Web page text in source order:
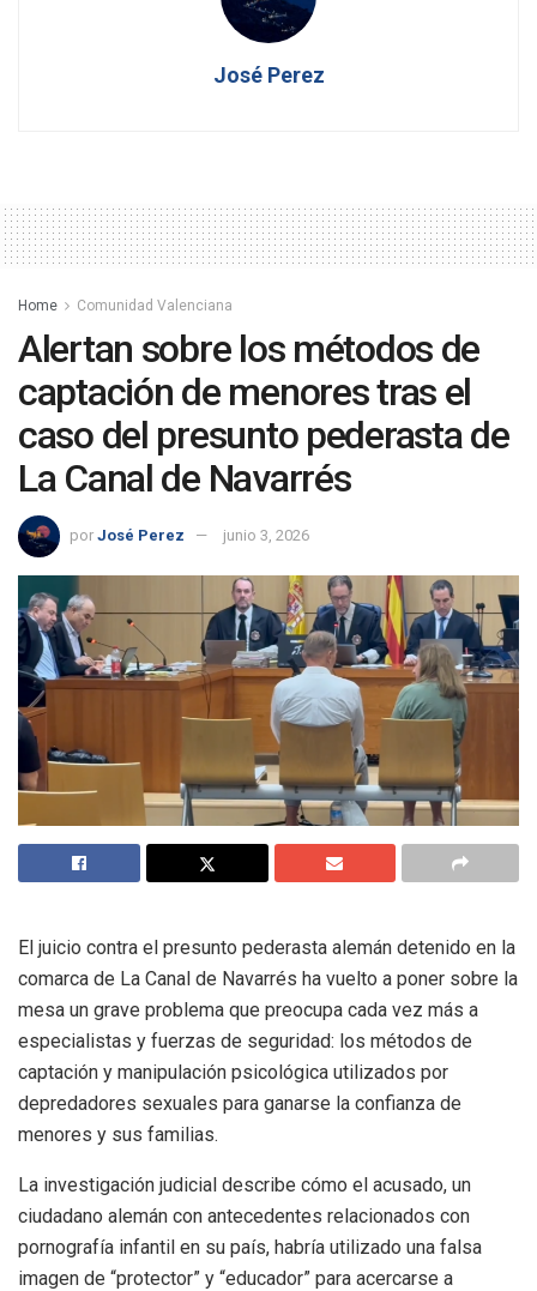
José Perez
Home Comunidad Valenciana
Alertan sobre los métodos de
captación de menores tras el
caso del presunto pederasta de
La Canal de Navarrés
por José Perez junio 3, 2026
El juicio contra el presunto pederasta alemán detenido en la
comarca de La Canal de Navarrés ha vuelto a poner sobre la
mesa un grave problema que preocupa cada vez más a
especialistas y fuerzas de seguridad: los métodos de
captación y manipulación psicológica utilizados por
depredadores sexuales para ganarse la confianza de
menores y sus familias.
La investigación judicial describe cómo el acusado, un
ciudadano alemán con antecedentes relacionados con
pornografía infantil en su país, habría utilizado una falsa
imagen de “protector” y “educador” para acercarse a